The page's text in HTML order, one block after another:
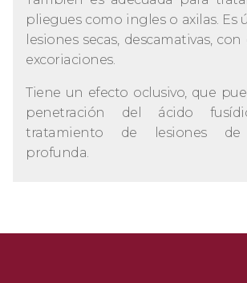
pliegues como ingles o axilas. Es
lesiones secas, descamativas,
excoriaciones.
Tiene un efecto oclusivo, que
penetración del ácido
tratamiento de lesiones de
profunda.